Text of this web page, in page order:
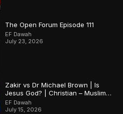
The Open Forum Episode 111
EF Dawah
July 23, 2026
Zakir vs Dr Michael Brown | Is
Jesus God? | Christian – Muslim
Debate
EF Dawah
July 15, 2026